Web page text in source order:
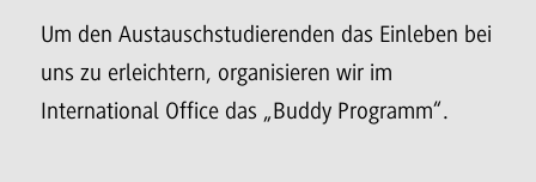
Um den Austauschstudierenden das Einleben bei
uns zu erleichtern, organisieren wir im
International Office das „Buddy Programm“.